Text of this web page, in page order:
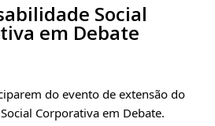
Social
em Debate
do evento de extensão do
Corporativa em Debate.